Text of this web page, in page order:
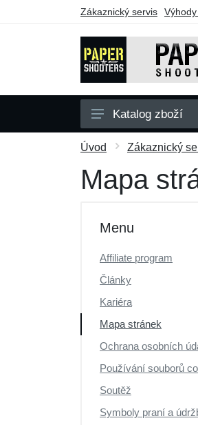
Zákaznický servis
Zbraně
Doplňky
Dárkové poukazy
Katalog zboží
Úvod Zákaznický
Mapa
Menu
Affiliate program
Články
Kariéra
Mapa stránek
Ochrana osobních
Používání souborů
Soutěž
Symboly praní a